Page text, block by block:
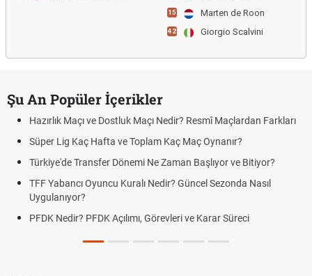
15 Marten de Roon
42 Giorgio Scalvini
Şu An Popüler İçerikler
Hazırlık Maçı ve Dostluk Maçı Nedir? Resmî Maçlardan Farkları
Süper Lig Kaç Hafta ve Toplam Kaç Maç Oynanır?
Türkiye'de Transfer Dönemi Ne Zaman Başlıyor ve Bitiyor?
TFF Yabancı Oyuncu Kuralı Nedir? Güncel Sezonda Nasıl
Uygulanıyor?
PFDK Nedir? PFDK Açılımı, Görevleri ve Karar Süreci